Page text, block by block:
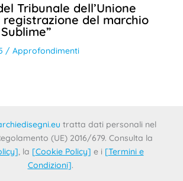
Tribunale dell’Unione
registrazione del marchio
/ Approfondimenti
tratta dati personali nel
(UE) 2016/679. Consulta la
], la [Cookie Policy] e i [Termini e
Condizioni].